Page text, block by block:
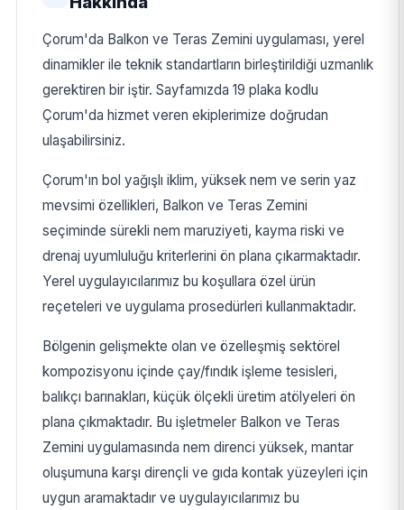
Çorum'da Balkon ve Teras Zemini uygulaması, yerel
dinamikler ile teknik standartların birleştirildiği uzmanlık
gerektiren bir iştir. Sayfamızda 19 plaka kodlu
Çorum'da hizmet veren ekiplerimize doğrudan
ulaşabilirsiniz.
Çorum'ın bol yağışlı iklim, yüksek nem ve serin yaz
mevsimi özellikleri, Balkon ve Teras Zemini
seçiminde sürekli nem maruziyeti, kayma riski ve
drenaj uyumluluğu kriterlerini ön plana çıkarmaktadır.
Yerel uygulayıcılarımız bu koşullara özel ürün
reçeteleri ve uygulama prosedürleri kullanmaktadır.
Bölgenin gelişmekte olan ve özelleşmiş sektörel
kompozisyonu içinde çay/fındık işleme tesisleri,
balıkçı barınakları, küçük ölçekli üretim atölyeleri ön
plana çıkmaktadır. Bu işletmeler Balkon ve Teras
Zemini uygulamasında nem direnci yüksek, mantar
oluşumuna karşı dirençli ve gıda kontak yüzeyleri için
uygun aramaktadır ve uygulayıcılarımız bu